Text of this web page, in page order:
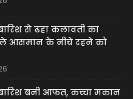
से ढहा कलावती का
आसमान के नीचे रहने को
बनी आफत, कच्चा मकान